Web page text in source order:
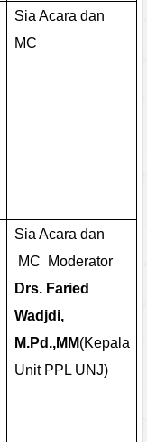
Sia Acara dan
MC
Sia Acara dan
MC
Moderator
Drs. Faried
Wadjdi,
M.Pd.,MM(Kepala
Unit PPL UNJ)